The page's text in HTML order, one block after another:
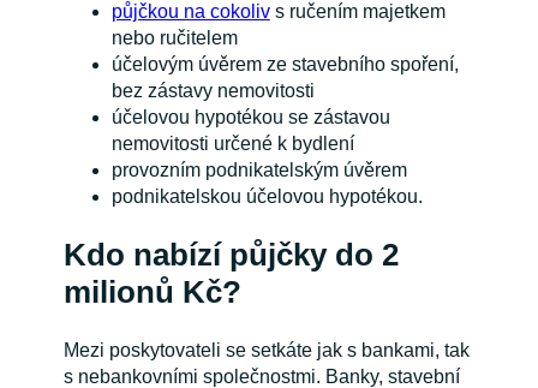
půjčkou na cokolivs ručením majetkem
nebo ručitelem
účelovým úvěrem ze stavebního spoření,
bez zástavy nemovitosti
účelovou hypotékou se zástavou
nemovitosti určené k bydlení
provozním podnikatelským úvěrem
podnikatelskou účelovou hypotékou.
Kdo nabízí půjčky do 2
milionů Kč?
Mezi poskytovateli se setkáte jak s bankami, tak
s nebankovními společnostmi. Banky, stavební